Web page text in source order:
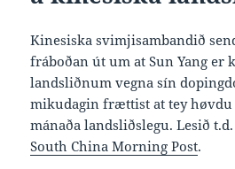
Kinesiska svimjisambandið
fráboðan út um at Sun Yang er
landsliðnum vegna sín
mikudagin frættist at tey høvdu
mánaða landsliðslegu. Lesið
South China Morning Post.